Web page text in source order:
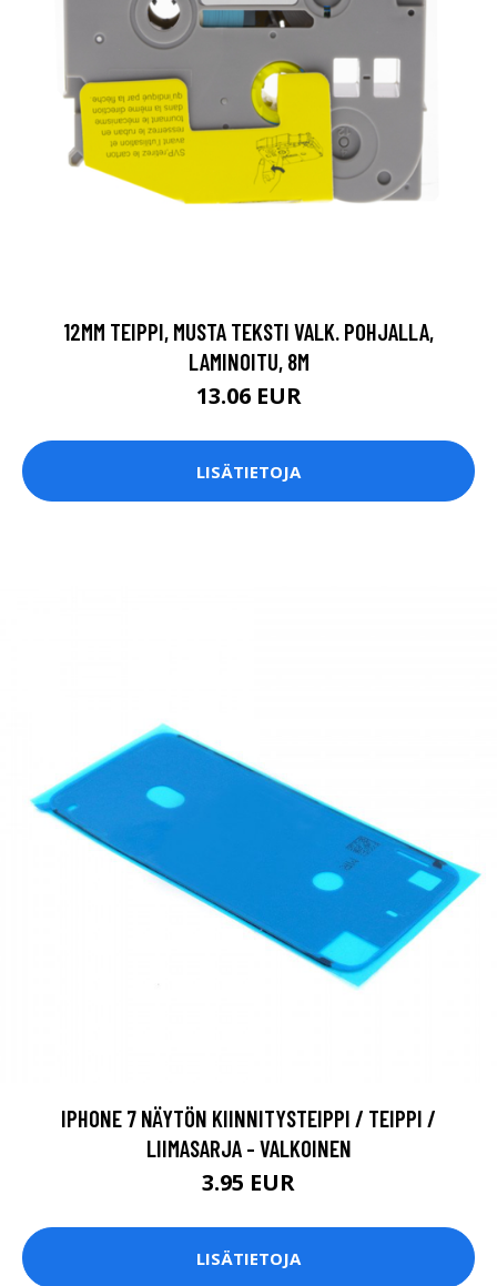
12MM TEIPPI, MUSTA TEKSTI VALK. POHJALLA,
LAMINOITU, 8M
13.06 EUR
LISÄTIETOJA
IPHONE 7 NÄYTÖN KIINNITYSTEIPPI / TEIPPI /
LIIMASARJA - VALKOINEN
3.95 EUR
LISÄTIETOJA